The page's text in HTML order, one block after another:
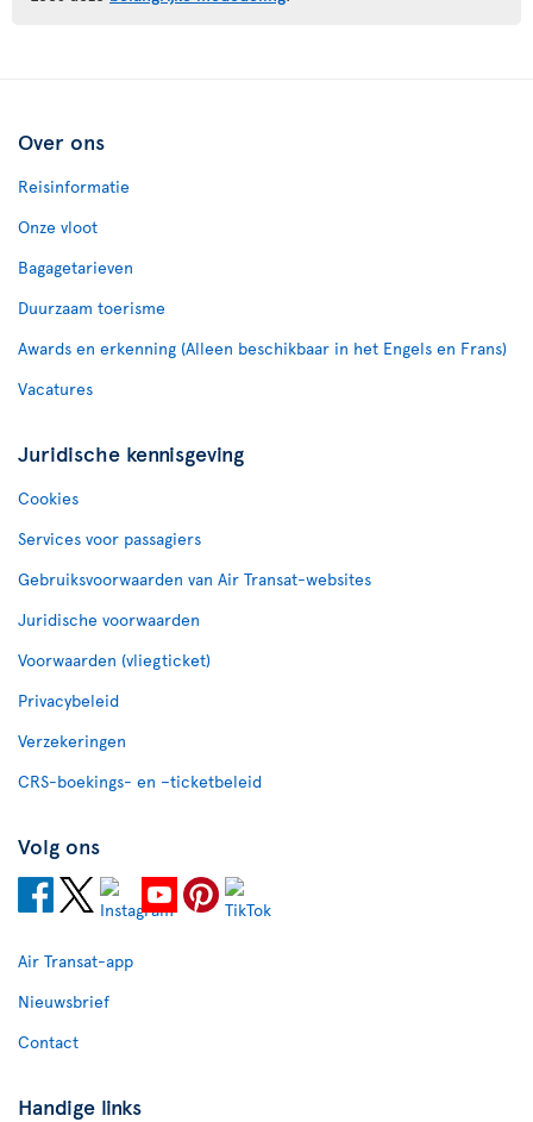
Over ons
Reisinformatie
Onze vloot
Bagagetarieven
Duurzaam toerisme
Awards en erkenning (Alleen beschikbaar in het Engels en Frans)
Vacatures
Juridische kennisgeving
Cookies
Services voor passagiers
Gebruiksvoorwaarden van Air Transat-websites
Juridische voorwaarden
Voorwaarden (vliegticket)
Privacybeleid
Verzekeringen
CRS-boekings- en –ticketbeleid
Volg ons
Air Transat-app
Nieuwsbrief
Contact
Handige links